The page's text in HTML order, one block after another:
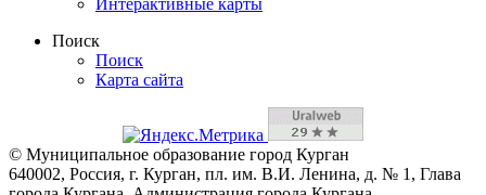
Интерактивные карты
Поиск
Поиск
Карта сайта
© Муниципальное образование город Курган
640002, Россия, г. Курган, пл. им. В.И. Ленина, д. № 1, Глава